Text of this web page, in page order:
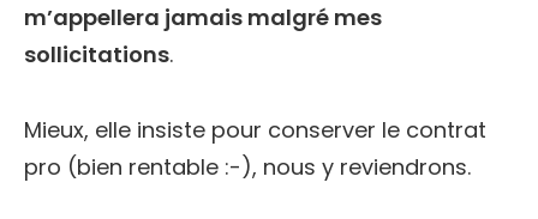
m’appellera jamais malgré mes
sollicitations.
Mieux, elle insiste pour conserver le contrat
pro (bien rentable :-), nous y reviendrons.